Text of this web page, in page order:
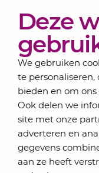
Deze
We gebruiken
te
bieden en om
Ook delen we
site met onze
adverteren en
gegevens
aan ze heeft
Actueel
Over Lansigt
Contact
Schrijf je in
Elke maand
de eSigt het
Jouw emailadres